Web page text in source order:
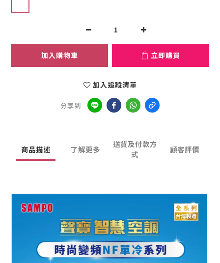
加入購物車 立即購買
加入追蹤清單
分享到
商品描述 了解更多
送貨及付款方
式
顧客評價